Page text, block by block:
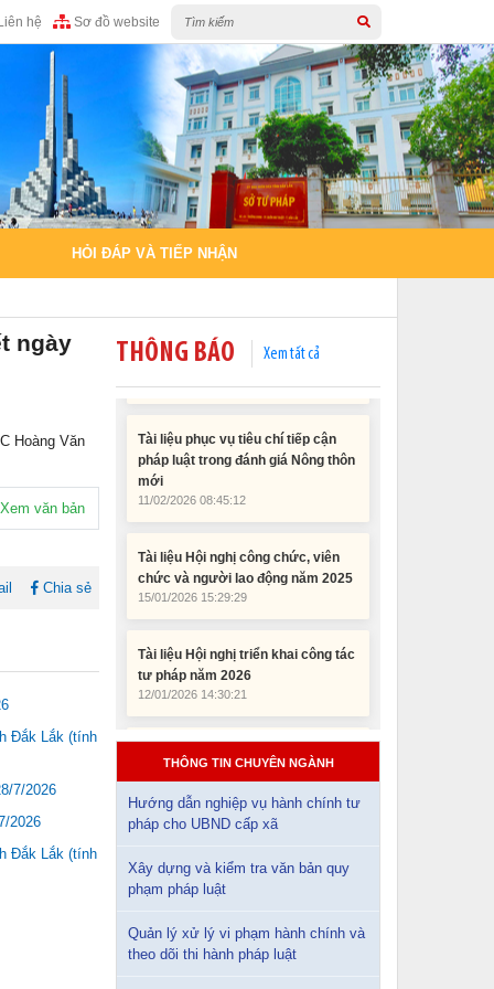
hệ Sơ đồ website
HỎI ĐÁP VÀ TIẾP NHẬN
ngày
Hoàng Văn
Xem văn bản
Chia sẻ
Đắk Lắk (tính
7/2026
2026
Đắk Lắk (tính
THÔNG BÁO Xem tất cả
Tài liệu phục vụ tiêu chí tiếp cận
pháp luật trong đánh giá Nông thôn
mới
Tài liệu Hội nghị công chức, viên
chức và người lao động năm 2025
15/01/2026 15:29:29
Tài liệu Hội nghị triển khai công tác
tư pháp năm 2026
12/01/2026 14:30:21
Sổ tay tìm hiểu các quy định pháp
luật về đăng ký doanh nghiệp và
pháp luật thuế thu nhập cá nhân
Đắk Lắk: Quyết tâm thực hiện hiệu
quả Kế hoạch phòng, chống ma túy
đến năm 2030
pháp luật trong đánh giá Nông thôn
mới
THÔNG TIN CHUYÊN NGÀNH
Hướng dẫn nghiệp vụ hành chính tư
pháp cho UBND cấp xã
Xây dựng và kiểm tra văn bản quy
phạm pháp luật
Quản lý xử lý vi phạm hành chính và
theo dõi thi hành pháp luật